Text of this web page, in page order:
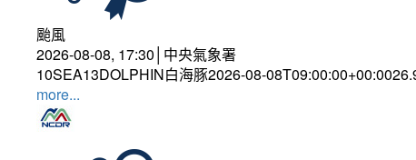
颱風
2026-08-08, 17:30│中央氣象署
10SEA13DOLPHIN白海豚2026-08-
more...